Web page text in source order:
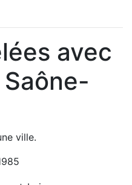
avec
ville.